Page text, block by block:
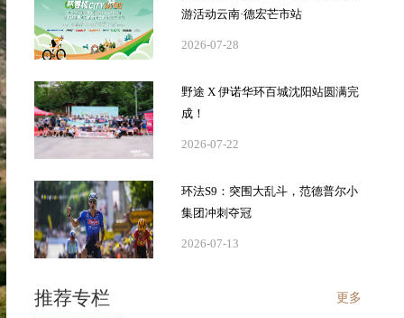
游活动云南·德宏芒市站
2026-07-28
野途 X 伊诺华环百城沈阳站圆满完
成！
2026-07-22
环法S9：突围大乱斗，范德普尔小
集团冲刺夺冠
2026-07-13
推荐专栏 更多